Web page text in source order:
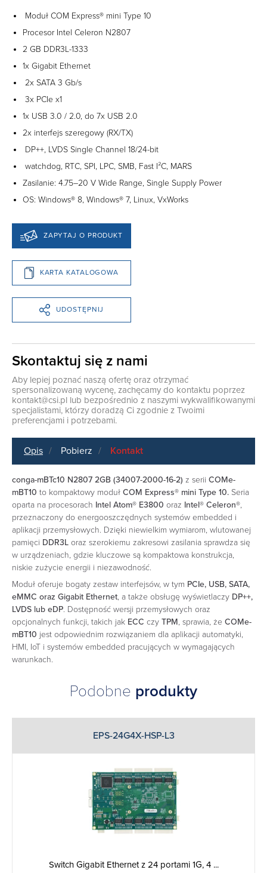
Moduł COM Express® mini Type 10
Procesor Intel Celeron N2807
2 GB DDR3L-1333
1x Gigabit Ethernet
2x SATA 3 Gb/s
3x PCIe x1
1x USB 3.0 / 2.0, do 7x USB 2.0
2x interfejs szeregowy (RX/TX)
DP++, LVDS Single Channel 18/24-bit
watchdog, RTC, SPI, LPC, SMB, Fast I²C, MARS
Zasilanie: 4.75–20 V Wide Range, Single Supply Power
OS: Windows® 8, Windows® 7, Linux, VxWorks
ZAPYTAJ O PRODUKT
KARTA KATALOGOWA
UDOSTĘPNIJ
Skontaktuj się z nami
Aby lepiej poznać naszą ofertę oraz otrzymać
spersonalizowaną wycenę, zachęcamy do kontaktu poprzez
kontakt@csi.pl lub bezpośrednio z naszymi wykwalifikowanymi
specjalistami, którzy doradzą Ci zgodnie z Twoimi
preferencjami i potrzebami.
Opis Pobierz Kontakt
conga-mBTc10 N2807 2GB (34007-2000-16-2) z serii COMe-
mBT10 to kompaktowy moduł COM Express® mini Type 10. Seria
oparta na procesorach Intel Atom® E3800 oraz Intel® Celeron®,
przeznaczony do energooszczędnych systemów embedded i
aplikacji przemysłowych. Dzięki niewielkim wymiarom, wlutowanej
pamięci DDR3L oraz szerokiemu zakresowi zasilania sprawdza się
w urządzeniach, gdzie kluczowe są kompaktowa konstrukcja,
niskie zużycie energii i niezawodność.
Moduł oferuje bogaty zestaw interfejsów, w tym PCIe, USB, SATA,
eMMC oraz Gigabit Ethernet, a także obsługę wyświetlaczy DP++,
LVDS lub eDP. Dostępność wersji przemysłowych oraz
opcjonalnych funkcji, takich jak ECC czy TPM, sprawia, że COMe-
mBT10 jest odpowiednim rozwiązaniem dla aplikacji automatyki,
HMI, IoT i systemów embedded pracujących w wymagających
warunkach.
Podobne produkty
EPS-24G4X-HSP-L3
Switch Gigabit Ethernet z 24 portami 1G, 4 ...